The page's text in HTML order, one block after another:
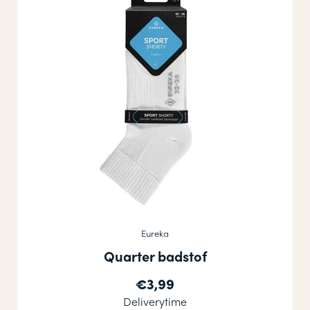
Eureka
Quarter badstof
€3,99
Deliverytime